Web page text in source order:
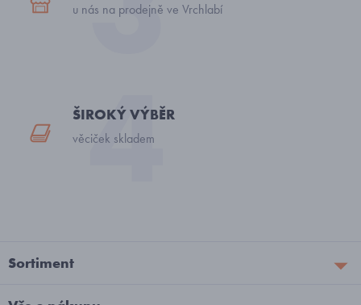
u nás na prodejně ve Vrchlabí
ŠIROKÝ VÝBĚR
věciček skladem
Sortiment